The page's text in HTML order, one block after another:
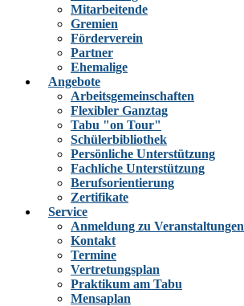
Mitarbeitende
Gremien
Förderverein
Partner
Ehemalige
Angebote
Arbeitsgemeinschaften
Flexibler Ganztag
Tabu "on Tour"
Schülerbibliothek
Persönliche Unterstützung
Fachliche Unterstützung
Berufsorientierung
Zertifikate
Service
Anmeldung zu Veranstaltungen
Kontakt
Termine
Vertretungsplan
Praktikum am Tabu
Mensaplan